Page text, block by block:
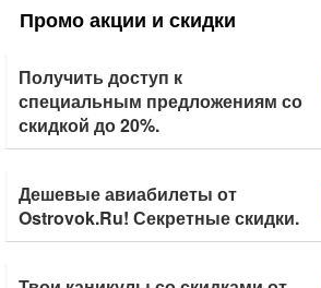
Промо акции и скидки
Получить доступ к
специальным предложениям со
скидкой до 20%.
Дешевые авиабилеты от
Ostrovok.Ru! Секретные скидки.